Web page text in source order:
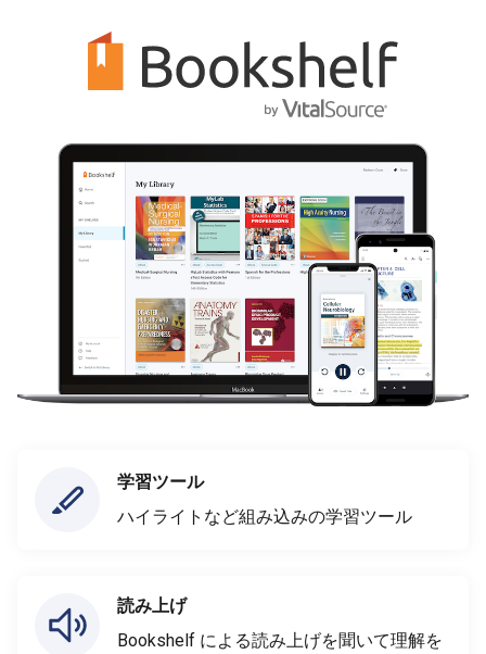
学習ツール
ハイライトなど組み込みの学習ツール
読み上げ
Bookshelf による読み上げを聞いて理解を